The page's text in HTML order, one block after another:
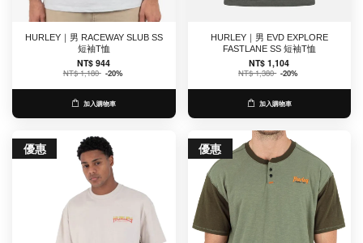
HURLEY｜男 RACEWAY SLUB SS
短袖T恤
NT$ 944
NT$ 1,180 -20%
加入購物車
HURLEY｜男 EVD EXPLORE
FASTLANE SS 短袖T恤
NT$ 1,104
NT$ 1,380 -20%
加入購物車
優惠 優惠